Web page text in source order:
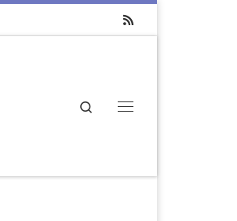
Search